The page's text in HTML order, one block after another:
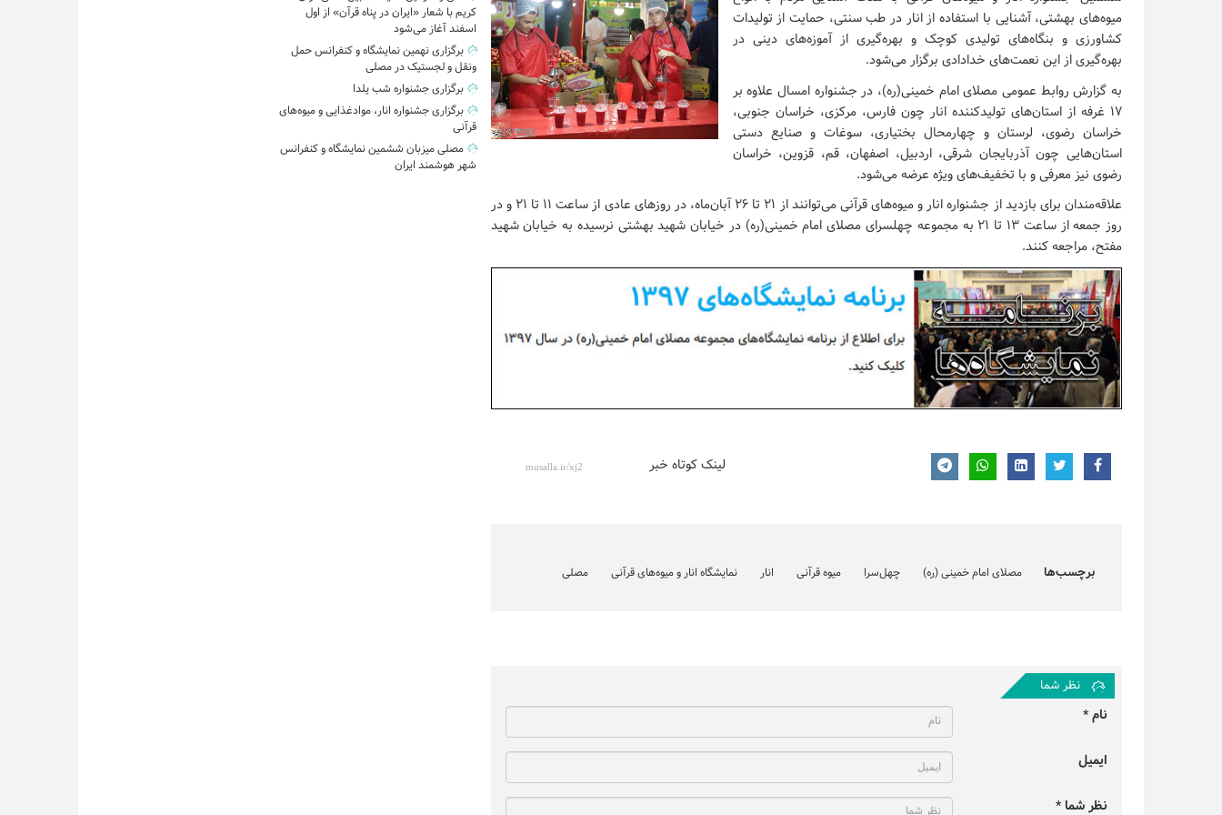
میوه‌های بهشتی، آشنایی با استفاده از انار در طب سنتی، حمایت از تولیدات
کشاورزی و بنگاه‌های تولیدی کوچک و بهره‌گیری از آموزه‌های دینی در
بهره‌گیری از این نعمت‌های خدادادی برگزار می‌شود.
به گزارش روابط عمومی مصلای امام خمینی(ره)، در جشنواره امسال علاوه بر
۱۷ غرفه از استان‌های تولیدکننده انار چون فارس، مرکزی، خراسان جنوبی،
خراسان رضوی، لرستان و چهارمحال بختیاری، سوغات و صنایع دستی
استان‌هایی چون آذربایجان شرقی، اردبیل، اصفهان، قم، قزوین، خراسان
رضوی نیز معرفی و با تخفیف‌های ویژه عرضه می‌شود.
علاقه‌مندان برای بازدید از جشنواره انار و میوه‌های قرآنی می‌توانند از ۲۱ تا ۲۶ آبان‌ماه، در روزهای عادی از ساعت ۱۱ تا ۲۱ و در
روز جمعه از ساعت ۱۳ تا ۲۱ به مجموعه چهلسرای
مصلای امام خمینی(ره) در خیابان شهید بهشتی نرسیده به خیابان شهید
مفتح، مراجعه کنند.
لینک کوتاه خبر
برچسب‌ها مصلای امام خمینی (ره) چهل‌سرا میوه قرآنی انار نمایشگاه انار و میوه‌های قرآنی مصلی
نظر شما
نام *
ایمیل
نظر شما *
کریم با شعار «ایران در پناه قرآن» از اول
اسفند آغاز می‌شود
برگزاری نهمین نمایشگاه و کنفرانس حمل‌
ونقل و لجستیک در مصلی
برگزاری جشنواره شب یلدا
برگزاری جشنواره انار، موادغذایی و میوه‌های
قرآنی
مصلی میزبان ششمین نمایشگاه و کنفرانس
شهر هوشمند ایران